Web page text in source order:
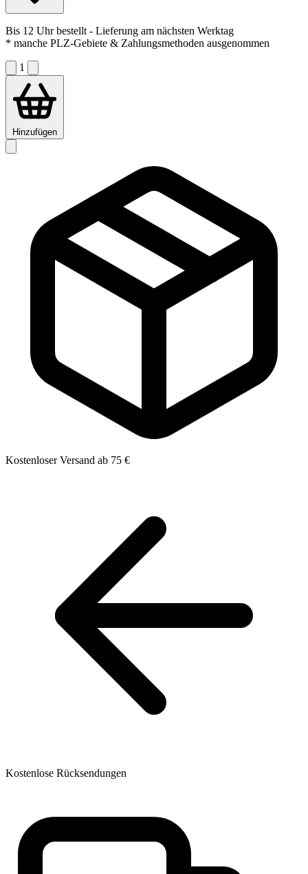
Bis 12 Uhr bestellt - Lieferung am nächsten Werktag
* manche PLZ-Gebiete & Zahlungsmethoden ausgenommen
1
Hinzufügen
Kostenloser Versand ab 75 €
Kostenlose Rücksendungen